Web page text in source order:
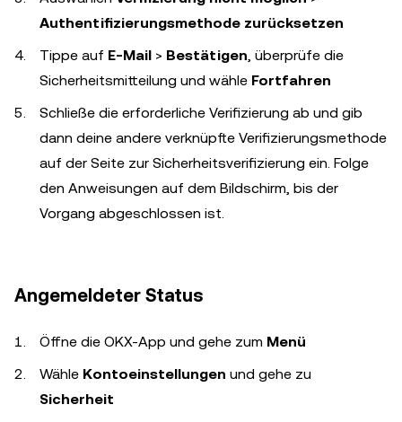
Authentifizierungsmethode zurücksetzen
Tippe auf E-Mail > Bestätigen, überprüfe die
Sicherheitsmitteilung und wähle Fortfahren
Schließe die erforderliche Verifizierung ab und gib
dann deine andere verknüpfte Verifizierungsmethode
auf der Seite zur Sicherheitsverifizierung ein. Folge
den Anweisungen auf dem Bildschirm, bis der
Vorgang abgeschlossen ist.
Angemeldeter Status
Öffne die OKX-App und gehe zum Menü
Wähle Kontoeinstellungen und gehe zu
Sicherheit